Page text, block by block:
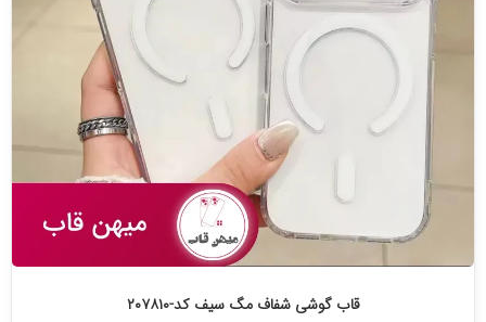
قاب گوشی شفاف مگ سیف کد-۲۰۷۸۱۰